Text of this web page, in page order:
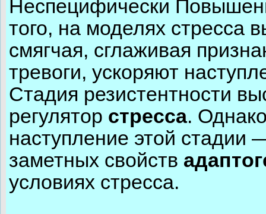
Неспецифически
того, на моделях стресса
смягчая, сглаживая
тревоги, ускоряют
Стадия резистентности
регулятор стресса.
наступление этой
заметных свойств
условиях стресса.